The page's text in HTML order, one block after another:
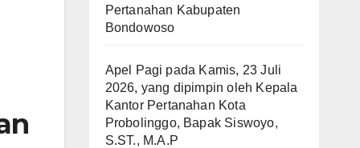
Pertanahan Kabupaten
Bondowoso
Apel Pagi pada Kamis, 23 Juli
2026, yang dipimpin oleh Kepala
Kantor Pertanahan Kota
Probolinggo, Bapak Siswoyo,
S.ST., M.A.P